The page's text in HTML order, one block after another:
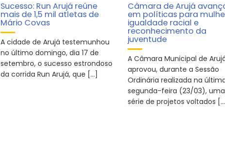
Sucesso: Run Arujá reúne
mais de 1,5 mil atletas de
Mário Covas
A cidade de Arujá testemunhou
no último domingo, dia 17 de
setembro, o sucesso estrondoso
da corrida Run Arujá, que […]
Câmara de Arujá
em políticas para
igualdade racial e
reconhecimento da
juventude
A Câmara Municipal de
aprovou, durante a Sessão
Ordinária realizada na
segunda-feira (23/03), uma
série de projetos voltados